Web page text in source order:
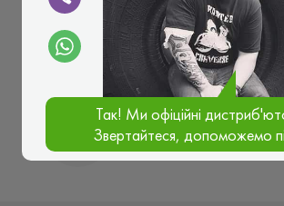
Станислав Куценко
Так! Ми офіційні
Звертайтеся, допоможемо